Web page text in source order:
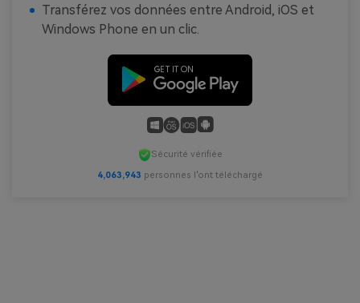
Transférez vos données entre Android, iOS et
Windows Phone en un clic.
Sécurité vérifiée
4,063,945 personnes l'ont téléchargé